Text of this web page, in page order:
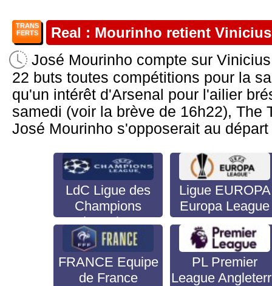
TRANS
FERTS
Real : Mourinho retient
José Mourinho compte sur
22 buts toutes compétitions pour la
qu'un intérêt d'Arsenal pour l'ailier
samedi (voir la brève de 16h22), The
José Mourinho s'opposerait au
LdC Ligue des
Champions
Champion's
League
Ligue EUROPA
Europa League
FRANCE Equipe
de France
PL Premier
League